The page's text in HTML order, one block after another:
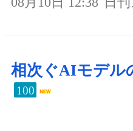
相次ぐAIモデル
100